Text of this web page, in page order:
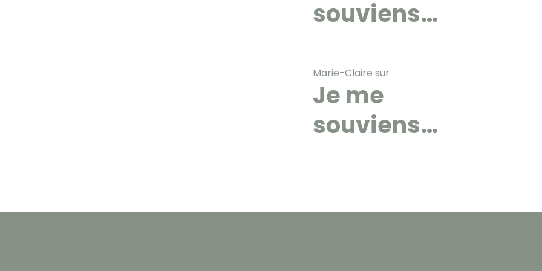
souviens…
Marie-Claire sur
Je me
souviens…